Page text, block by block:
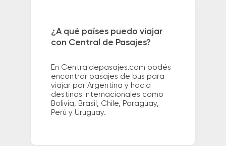
¿A qué países puedo viajar
con Central de Pasajes?
En Centraldepasajes.com podés
encontrar pasajes de bus para
viajar por Argentina y hacia
destinos internacionales como
Bolivia, Brasil, Chile, Paraguay,
Perú y Uruguay.